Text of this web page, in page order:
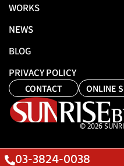
WORKS
NEWS
BLOG
PRIVACY POLICY
CONTACT ONLINE
© 2026
03-3824-0038